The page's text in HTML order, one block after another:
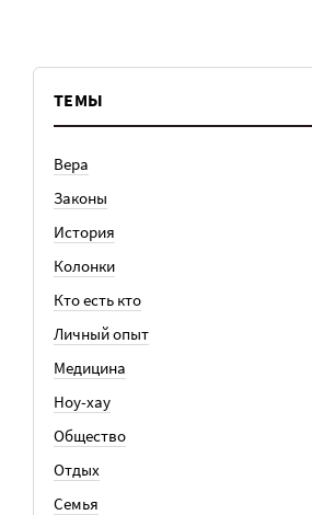
ТЕМЫ
Вера
Законы
История
Колонки
Кто есть кто
Личный опыт
Медицина
Ноу-хау
Общество
Отдых
Семья